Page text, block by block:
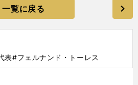
一覧に戻る
表#フェルナンド・トーレス